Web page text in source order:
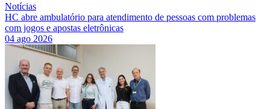
Notícias
HC abre ambulatório para atendimento de pessoas com problemas
com jogos e apostas eletrônicas
04 ago 2026